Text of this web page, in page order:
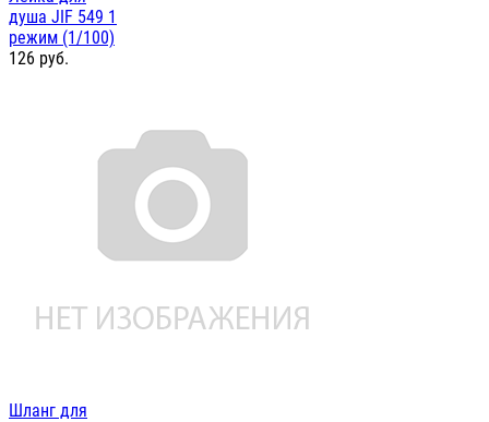
душа JIF 549 1
режим (1/100)
126 руб.
Шланг для